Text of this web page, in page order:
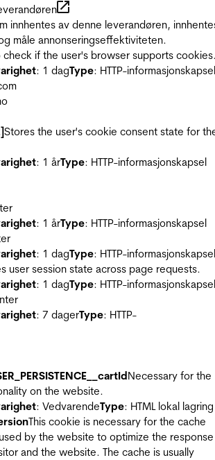
innhentes av denne leverandøren,
måle annonseringseffektiviteten.
check if the user's browser supports
: 1 dagType: HTTP-informasjonskapsel
Stores the user's cookie consent state for
: 1 årType: HTTP-informasjonskapsel
: 1 årType: HTTP-informasjonskapsel
: 1 dagType: HTTP-informasjonskapsel
user session state across page requests.
: 1 dagType: HTTP-informasjonskapsel
: 7 dagerType: HTTP-
Necessary for the
on the website.
: VedvarendeType: HTML lokal lagring
This cookie is necessary for the cache
by the website to optimize the response
and the website. The cache is usually